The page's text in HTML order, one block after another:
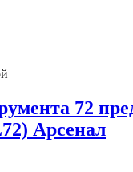
72
Арсенал